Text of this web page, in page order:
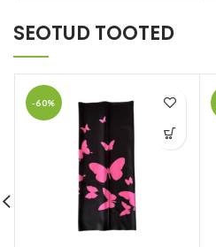
through
6.00€
SEOTUD TOOTED
-60%